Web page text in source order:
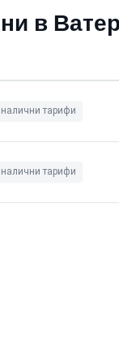
в
тарифи
тарифи